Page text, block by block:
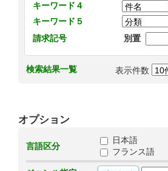
キーワード４
キーワード５
請求記号
別置
検索結果一覧 表示件数
オプション
言語区分
日本語
フランス語